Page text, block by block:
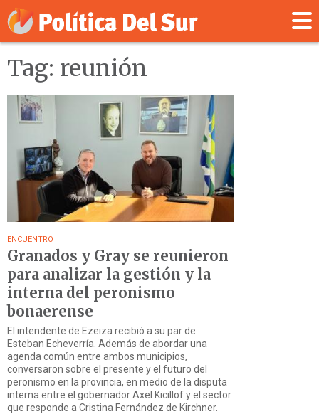
Tag: reunión
ENCUENTRO
Granados y Gray se reunieron
para analizar la gestión y la
interna del peronismo
bonaerense
El intendente de Ezeiza recibió a su par de
Esteban Echeverría. Además de abordar una
agenda común entre ambos municipios,
conversaron sobre el presente y el futuro del
peronismo en la provincia, en medio de la disputa
interna entre el gobernador Axel Kicillof y el sector
que responde a Cristina Fernández de Kirchner.